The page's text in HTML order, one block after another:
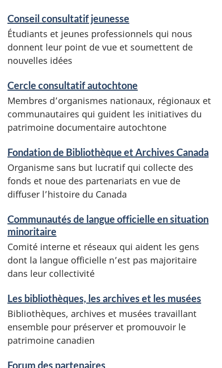
a
r
e
n
a
i
r
e
s
d
o
r
m
a
i
c
s
e
t
r
e
n
s
e
i
n
e
m
Conseil consultatif jeunesse
Étudiants et jeunes professionnels qui nous
donnent leur point de vue et soumettent de
nouvelles idées
Cercle consultatif autochtone
Membres d’organismes nationaux, régionaux et
communautaires qui guident les initiatives du
patrimoine documentaire autochtone
Fondation de Bibliothèque et Archives Canada
Organisme sans but lucratif qui collecte des
fonds et noue des partenariats en vue de
diffuser l’histoire du Canada
Communautés de langue officielle en situation
minoritaire
Comité interne et réseaux qui aident les gens
dont la langue officielle n’est pas majoritaire
dans leur collectivité
Les bibliothèques, les archives et les musées
Bibliothèques, archives et musées travaillant
ensemble pour préserver et promouvoir le
patrimoine canadien
Forum des partenaires